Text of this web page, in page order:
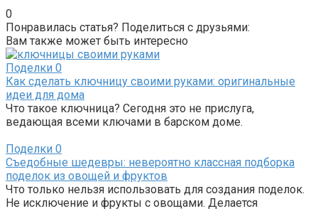
0
Понравилась статья? Поделиться с друзьями:
Вам также может быть интересно
Поделки 0
Как сделать ключницу своими руками: оригинальные
идеи для дома
Что такое ключница? Сегодня это не прислуга,
ведающая всеми ключами в барском доме.
Поделки 0
Съедобные шедевры: невероятно классная подборка
поделок из овощей и фруктов
Что только нельзя использовать для создания поделок.
Не исключение и фрукты с овощами. Делается